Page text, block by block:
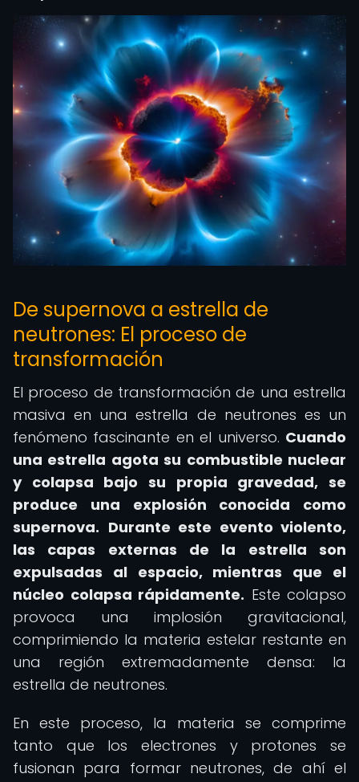
De supernova a estrella de
neutrones: El proceso de
transformación
El proceso de transformación de una estrella
masiva en una estrella de neutrones es un
fenómeno fascinante en el universo. Cuando
una estrella agota su combustible nuclear
y colapsa bajo su propia gravedad, se
produce una explosión conocida como
supernova. Durante este evento violento,
las capas externas de la estrella son
expulsadas al espacio, mientras que el
núcleo colapsa rápidamente. Este colapso
provoca una implosión gravitacional,
comprimiendo la materia estelar restante en
una región extremadamente densa: la
estrella de neutrones.
En este proceso, la materia se comprime
tanto que los electrones y protones se
fusionan para formar neutrones, de ahí el